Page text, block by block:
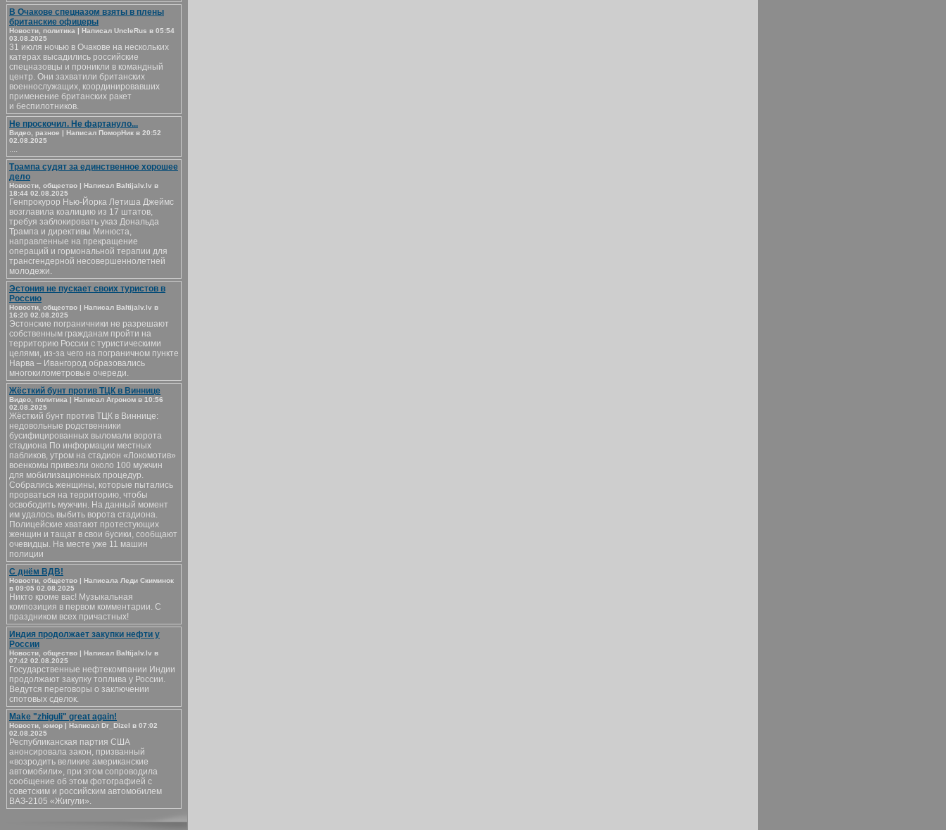
В Очакове спецназом взяты в плены
британские офицеры
Новости, политика | Написал UncleRus в 05:54
03.08.2025
31 июля ночью в Очакове на нескольких
катерах высадились российские
спецназовцы и проникли в командный
центр. Они захватили британских
военнослужащих, координировавших
применение британских ракет
и беспилотников.
Не проскочил. Не фартануло...
Видео, разное | Написал ПоморНик в 20:52
02.08.2025
....
Трампа судят за единственное хорошее
дело
Новости, общество | Написал Baltijalv.lv в
18:44 02.08.2025
Генпрокурор Нью-Йорка Летиша Джеймс
возглавила коалицию из 17 штатов,
требуя заблокировать указ Дональда
Трампа и директивы Минюста,
направленные на прекращение
операций и гормональной терапии для
трансгендерной несовершеннолетней
молодежи.
Эстония не пускает своих туристов в
Россию
Новости, общество | Написал Baltijalv.lv в
16:20 02.08.2025
Эстонские пограничники не разрешают
собственным гражданам пройти на
территорию России с туристическими
целями, из-за чего на пограничном пункте
Нарва – Ивангород образовались
многокилометровые очереди.
Жёсткий бунт против ТЦК в Виннице
Видео, политика | Написал Агроном в 10:56
02.08.2025
Жёсткий бунт против ТЦК в Виннице:
недовольные родственники
бусифицированных выломали ворота
стадиона По информации местных
пабликов, утром на стадион «Локомотив»
военкомы привезли около 100 мужчин
для мобилизационных процедур.
Собрались женщины, которые пытались
прорваться на территорию, чтобы
освободить мужчин. На данный момент
им удалось выбить ворота стадиона.
Полицейские хватают протестующих
женщин и тащат в свои бусики, сообщают
очевидцы. На месте уже 11 машин
полиции
С днём ВДВ!
Новости, общество | Написала Леди Скиминок
в 09:05 02.08.2025
Никто кроме вас! Музыкальная
композиция в первом комментарии. С
праздником всех причастных!
Индия продолжает закупки нефти у
России
Новости, общество | Написал Baltijalv.lv в
07:42 02.08.2025
Государственные нефтекомпании Индии
продолжают закупку топлива у России.
Ведутся переговоры о заключении
спотовых сделок.
Make "zhiguli" great again!
Новости, юмор | Написал Dr_Dizel в 07:02
02.08.2025
Республиканская партия США
анонсировала закон, призванный
«возродить великие американские
автомобили», при этом сопроводила
сообщение об этом фотографией с
советским и российским автомобилем
ВАЗ-2105 «Жигули».